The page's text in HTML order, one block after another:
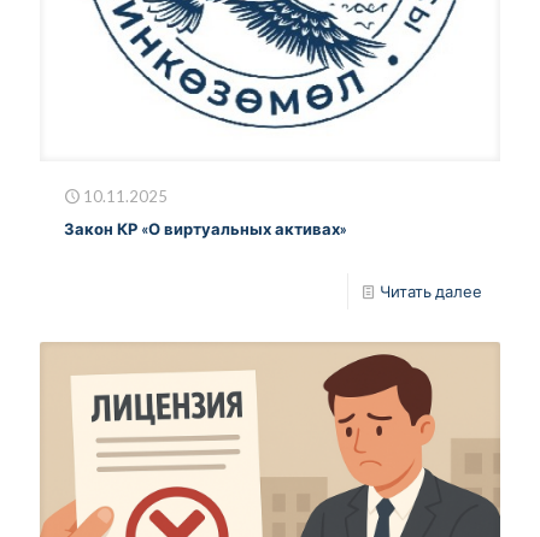
10.11.2025
Закон КР «О виртуальных активах»
Читать далее